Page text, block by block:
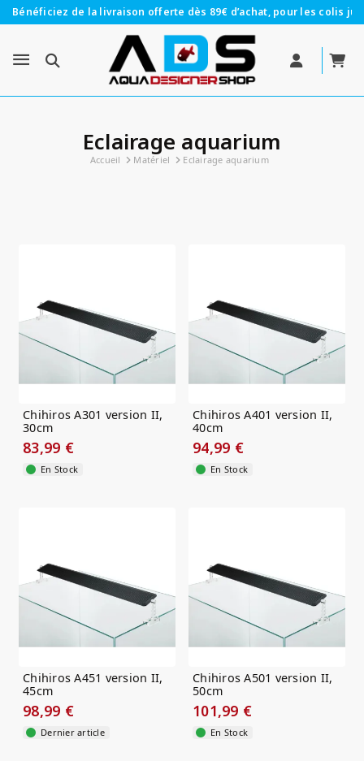
Bénéficiez de la livraison offerte dès 89€ d’achat, pour les colis
Eclairage aquarium
Accueil Matériel Eclairage aquarium
Chihiros A301 version II,
30cm
83,99 €
En Stock
Chihiros A401 version II,
40cm
94,99 €
En Stock
Chihiros A451 version II,
45cm
98,99 €
Dernier article
Chihiros A501 version II,
50cm
101,99 €
En Stock